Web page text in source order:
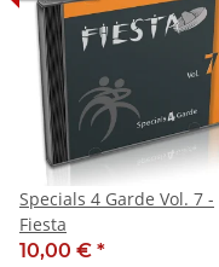
Specials 4 Garde Vol. 7 -
Fiesta
10,00 € *